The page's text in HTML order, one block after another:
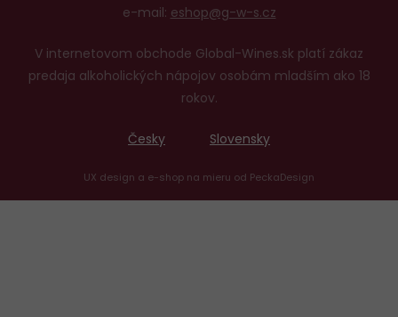
e-mail: eshop@g-w-s.cz
V internetovom obchode Global-Wines.sk platí zákaz
predaja alkoholických nápojov osobám mladším ako 18
rokov.
Česky Slovensky
UX design a e-shop na mieru od PeckaDesign